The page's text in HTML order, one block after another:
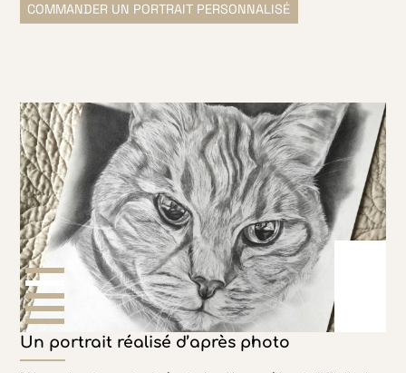
COMMANDER UN PORTRAIT PERSONNALISÉ
Un portrait réalisé d’après photo